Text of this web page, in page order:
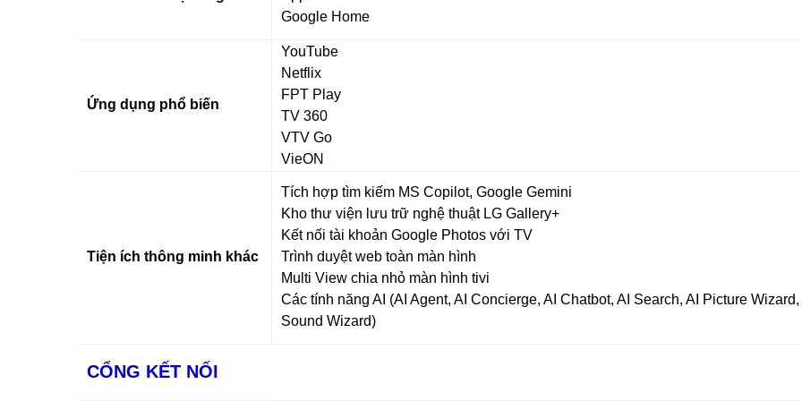
Google Home
Ứng dụng phổ biến
YouTube
Netflix
FPT Play
TV 360
VTV Go
VieON
Tiện ích thông minh khác
Tích hợp tìm kiếm MS Copilot, Google Gemini
Kho thư viện lưu trữ nghệ thuật LG Gallery+
Kết nối tài khoản Google Photos với TV
Trình duyệt web toàn màn hình
Multi View chia nhỏ màn hình tivi
Các tính năng AI (AI Agent, AI Concierge, AI Chatbot, AI Search, AI Picture Wizard,
Sound Wizard)
CỔNG KẾT NỐI